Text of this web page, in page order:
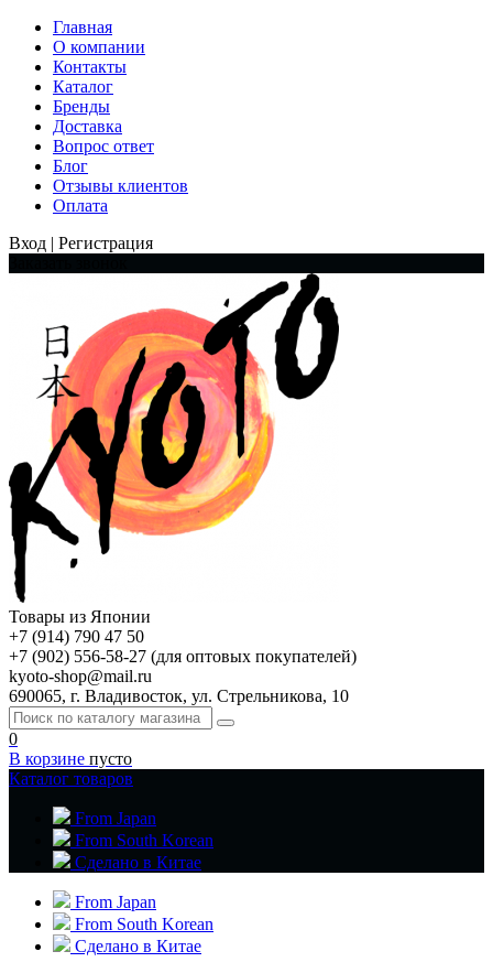
Главная
О компании
Контакты
Каталог
Бренды
Доставка
Вопрос ответ
Блог
Отзывы клиентов
Оплата
Вход | Регистрация
Товары из Японии
+7 (914) 790 47 50
+7 (902) 556-58-27 (для оптовых покупателей)
kyoto-shop@mail.ru
690065, г. Владивосток, ул. Стрельникова, 10
0
В корзине пусто
Каталог товаров
From Japan
From South Korean
Сделано в Китае
From Japan
From South Korean
Сделано в Китае